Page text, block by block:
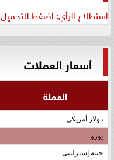
استطلاع الرأي: اضغط للتحميل
أسعار العملات
العملة
دولار أمريكى
يورو
جنيه إسترلينى